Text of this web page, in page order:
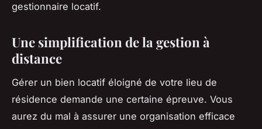
gestionnaire locatif.
Une simplification de la gestion à
distance
Gérer un bien locatif éloigné de votre lieu de
résidence demande une certaine épreuve. Vous
aurez du mal à assurer une organisation efficace